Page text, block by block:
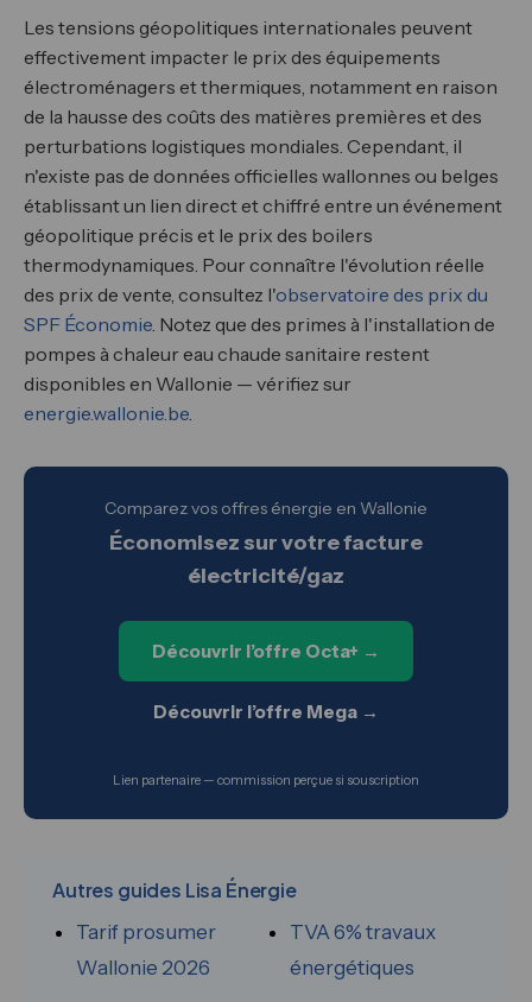
Les tensions géopolitiques internationales peuvent
effectivement impacter le prix des équipements
électroménagers et thermiques, notamment en raison
de la hausse des coûts des matières premières et des
perturbations logistiques mondiales. Cependant, il
n'existe pas de données officielles wallonnes ou belges
établissant un lien direct et chiffré entre un événement
géopolitique précis et le prix des boilers
thermodynamiques. Pour connaître l'évolution réelle
des prix de vente, consultez l'observatoire des prix du
SPF Économie. Notez que des primes à l'installation de
pompes à chaleur eau chaude sanitaire restent
disponibles en Wallonie — vérifiez sur
energie.wallonie.be.
Comparez vos offres énergie en Wallonie
Économisez sur votre facture
électricité/gaz
Découvrir l’offre Octa+ →
Découvrir l’offre Mega →
Lien partenaire — commission perçue si souscription
Autres guides Lisa Énergie
Tarif prosumer
Wallonie 2026
TVA 6% travaux
énergétiques